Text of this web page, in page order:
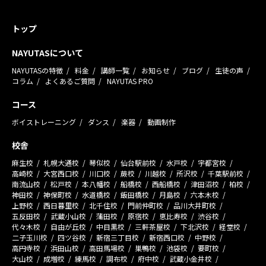
トップ
NAYUTASについて
NAYUTASの特徴 料金 講師一覧 お知らせ ブログ
生徒の声
コラム
よくあるご質問 NAYUTAS PRO
コース
ボイストレーニング ダンス 楽器 動画制作
校舎
麻生校 札幌大通校 琴似校 仙台駅前校 水戸校
宇都宮校
高崎校
大宮西口校 川口校 蕨校 川越校 所沢校
千葉駅前校
南流山校
松戸校 本八幡校 船橋校 西船橋校 津田沼校
柏校
神田校
神保町校 水道橋校 飯田橋校 月島校
六本木校
上野校
西日暮里校 北千住校 門前仲町校
品川大井町校
五反田校
武蔵小山校 蒲田校 原宿校 恵比寿校
渋谷校
代々木校
自由が丘校 中目黒校 三軒茶屋校 下北沢校
経堂校
二子玉川校
四ツ谷校 新宿三丁目校 新宿西口校
中野校
高円寺校
浜田山校 高田馬場校 巣鴨校 池袋校
要町校
大山校
成増校 練馬校 調布校 府中校
武蔵小金井校